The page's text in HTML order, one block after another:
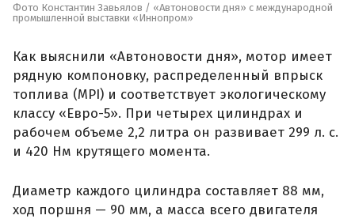
Фото Константин Завьялов / «Автоновости дня» с международной
промышленной выставки «Иннопром»
Как выяснили «Автоновости дня», мотор имеет
рядную компоновку, распределенный впрыск
топлива (MPI) и соответствует экологическому
классу «Евро-5». При четырех цилиндрах и
рабочем объеме 2,2 литра он развивает 299 л. с.
и 420 Нм крутящего момента.
Диаметр каждого цилиндра составляет 88 мм,
ход поршня — 90 мм, а масса всего двигателя